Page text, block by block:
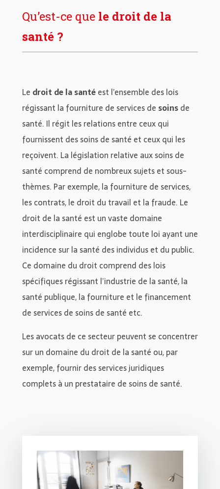
Qu’est-ce que le droit de la
santé ?
Le droit de la santéest l’ensemble des lois
régissant la fourniture de services de soinsde
santé. Il régit les relations entre ceux qui
fournissent des soins de santé et ceux qui les
reçoivent. La législation relative aux soins de
santé comprend de nombreux sujets et sous-
thèmes. Par exemple, la fourniture de services,
les contrats, le droit du travail et la fraude. Le
droit de la santé est un vaste domaine
interdisciplinaire qui englobe toute loi ayant une
incidence sur la santé des individus et du public.
Ce domaine du droit comprend des lois
spécifiques régissant l’industrie de la santé, la
santé publique, la fourniture et le financement
de services de soins de santé etc.
Les avocats de ce secteur peuvent se concentrer
sur un domaine du droit de la santé ou, par
exemple, fournir des services juridiques
complets à un prestataire de soins de santé.